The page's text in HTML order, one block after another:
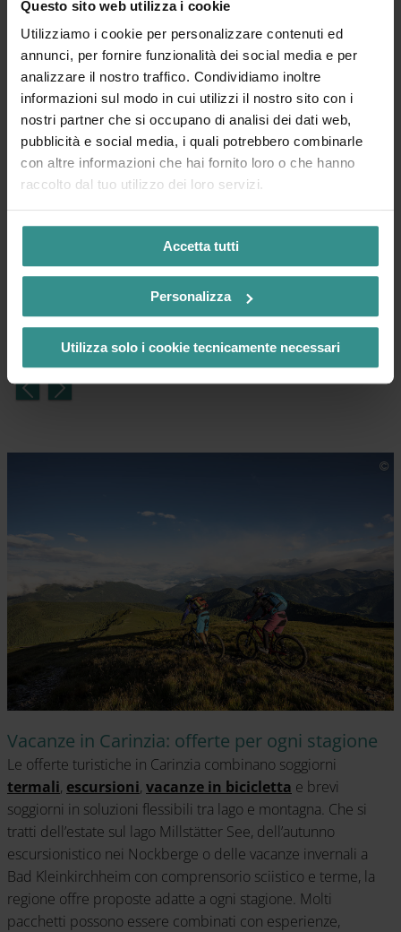
Questo sito web utilizza i cookie
Utilizziamo i cookie per personalizzare contenuti ed
annunci, per fornire funzionalità dei social media e per
analizzare il nostro traffico. Condividiamo inoltre
informazioni sul modo in cui utilizzi il nostro sito con i
nostri partner che si occupano di analisi dei dati web,
pubblicità e social media, i quali potrebbero combinarle
con altre informazioni che hai fornito loro o che hanno
raccolto dal tuo utilizzo dei loro servizi.
Accetta tutti
Personalizza
Utilizza solo i cookie tecnicamente necessari
ZEITpass
L'app per le vacanze tra lago e montagna: scopri
nuove esperienze, approfitta dei vantaggi e
Vacanze in Carinzia: offerte per ogni stagione
Le offerte turistiche in Carinzia combinano soggiorni
termali, escursioni, vacanze in bicicletta e brevi
soggiorni in soluzioni flessibili tra lago e montagna. Che si
tratti dell’estate sul lago Millstätter See, dell’autunno
escursionistico nei Nockberge o delle vacanze invernali a
Bad Kleinkirchheim con comprensorio sciistico e terme, la
regione offre proposte adatte a ogni stagione. Molti
pacchetti possono essere combinati con esperienze,